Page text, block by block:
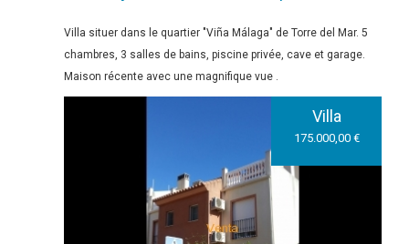
Villa situer dans le quartier "Viña Málaga" de Torre del Mar. 5
chambres, 3 salles de bains, piscine privée, cave et garage.
Maison récente avec une magnifique vue .
Villa
175.000,00 €